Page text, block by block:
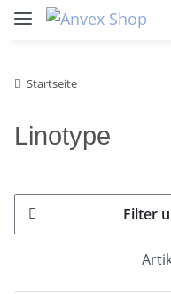
Startseite
Linotype
Filter